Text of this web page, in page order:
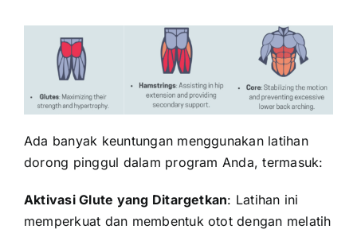
Ada banyak keuntungan menggunakan latihan
dorong pinggul dalam program Anda, termasuk:
Aktivasi Glute yang Ditargetkan: Latihan ini
memperkuat dan membentuk otot dengan melatih